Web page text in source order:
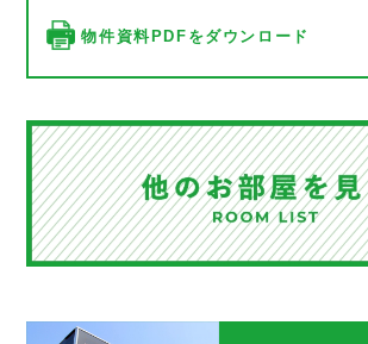
物件資料PDFをダウンロード